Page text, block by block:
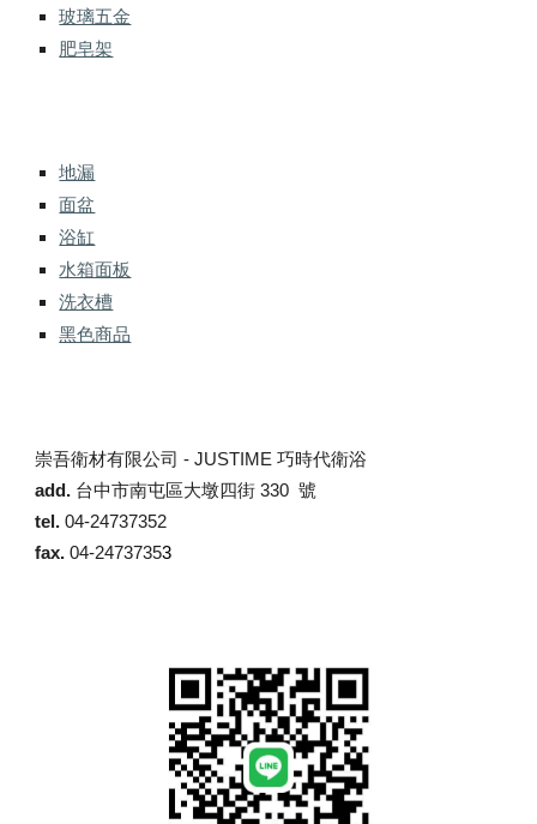
玻璃五金
肥皂架
地漏
面盆
浴缸
水箱面板
洗衣槽
黑色商品
崇吾衛材有限公司 -JUSTIME 巧時代衛浴
add. 台中市南屯區大墩四街 330 號
tel.04-24737352
fax.04-24737353